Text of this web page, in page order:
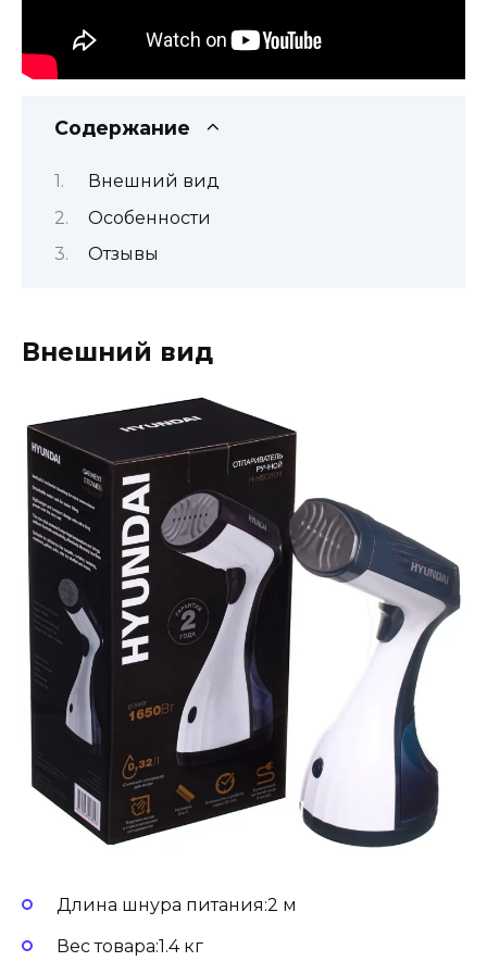
Содержание
Внешний вид
Особенности
Отзывы
Внешний вид
Длина шнура питания:2 м
Вес товара:1.4 кг